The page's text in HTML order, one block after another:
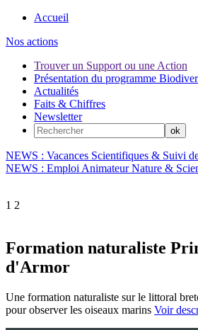
Accueil
Nos actions
Trouver un Support ou une Action
Présentation du programme
Actualités
Faits & Chiffres
Newsletter
NEWS : Vacances Scientifiques & Suivi
NEWS : Emploi Animateur Nature &
1 2
Formation naturaliste
d'Armor
Une formation naturaliste sur le littoral
pour observer les oiseaux marins Voir